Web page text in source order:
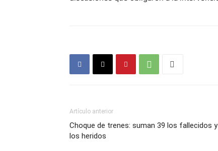
Artículo anterior
Choque de trenes: suman 39 los fallecidos
los heridos